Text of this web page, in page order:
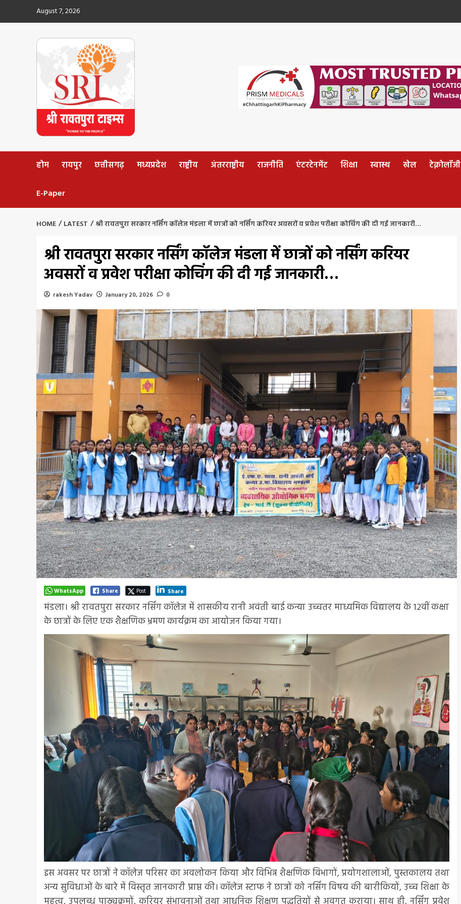
August 7, 2026
होम रायपुर छत्तीसगढ़ मध्यप्रदेश राष्ट्रीय अंतरराष्ट्रीय राजनीति एंटरटेनमेंट शिक्षा स्वास्थ खेल टेक्नोलॉजी
E-Paper
HOME LATEST श्री रावतपुरा सरकार नर्सिंग कॉलेज मंडला में छात्रों को नर्सिंग करियर अवसरों व प्रवेश परीक्षा कोचिंग की दी गई जानकारी…
श्री रावतपुरा सरकार नर्सिंग कॉलेज मंडला में छात्रों को नर्सिंग करियर
अवसरों व प्रवेश परीक्षा कोचिंग की दी गई जानकारी…
rakesh Yadav January 20, 2026 0
WhatsApp Share Post Share
मंडला। श्री रावतपुरा सरकार नर्सिंग कॉलेज में शासकीय रानी अवंती बाई कन्या उच्चतर माध्यमिक विद्यालय के 12वीं कक्षा
के छात्रों के लिए एक शैक्षणिक भ्रमण कार्यक्रम का आयोजन किया गया।
इस अवसर पर छात्रों ने कॉलेज परिसर का अवलोकन किया और विभिन्न शैक्षणिक विभागों, प्रयोगशालाओं, पुस्तकालय तथा
अन्य सुविधाओं के बारे में विस्तृत जानकारी प्राप्त की। कॉलेज स्टाफ ने छात्रों को नर्सिंग विषय की बारीकियों, उच्च शिक्षा के